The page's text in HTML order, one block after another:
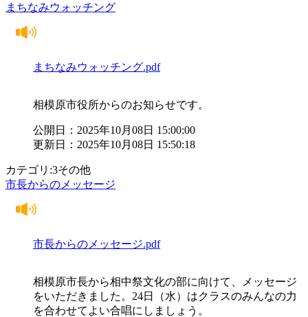
まちなみウォッチング
まちなみウォッチング.pdf
相模原市役所からのお知らせです。
公開日：2025年10月08日 15:00:00
更新日：2025年10月08日 15:50:18
カテゴリ:3その他
市長からのメッセージ
市長からのメッセージ.pdf
相模原市長から相中祭文化の部に向けて、メッセージ
をいただきました。24日（水）はクラスのみんなの力
を合わせてよい合唱にしましょう。